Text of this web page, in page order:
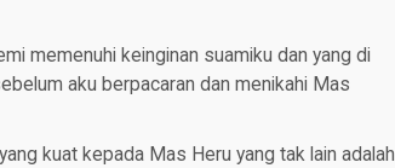
memenuhi keinginan suamiku dan yang di
aku berpacaran dan menikahi Mas
kuat kepada Mas Heru yang tak lain adalah